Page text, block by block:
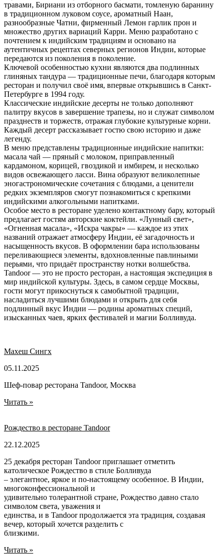
травами, Бириани из отборного басмати, томленую баранину
в традиционном луковом соусе, ароматный Наан,
разнообразные Чатни, фирменный Лемон гарлик прон и
множество других вариаций Карри. Меню разработано с
почтением к индийским традициям и основано на
аутентичных рецептах северных регионов Индии, которые
передаются из поколения в поколение.
Ключевой особенностью кухни являются два подлинных
глиняных тандура — традиционные печи, благодаря которым
ресторан и получил своё имя, впервые открывшись в Санкт-
Петербурге в 1994 году.
Классические индийские десерты не только дополняют
палитру вкусов в завершение трапезы, но и служат символом
празднеств и торжеств, отражая глубокие культурные корни.
Каждый десерт рассказывает гостю свою историю и даже
легенду.
В меню представлены традиционные индийские напитки:
масала чай — пряный с молоком, приправленный
кардамоном, корицей, гвоздикой и имбирем, и несколько
видов освежающего ласси. Вина образуют великолепные
эногастрономические сочетания с блюдами, а ценители
редких экземпляров смогут познакомиться с крепкими
индийскими алкогольными напитками.
Особое место в ресторане уделено контактному бару, который
предлагает гостям авторские коктейли. «Лунный свет»,
«Огненная масала», «Искра чакры» — каждое из этих
названий отражает атмосферу Индии, её загадочность и
насыщенность вкусов. В оформлении бара использованы
переливающиеся элементы, вдохновленные павлиньими
перьями, что придаёт пространству нотки волшебства.
Tandoor — это не просто ресторан, а настоящая экспедиция в
мир индийской культуры. Здесь, в самом сердце Москвы,
гости могут прикоснуться к самобытной традиции,
насладиться лучшими блюдами и открыть для себя
подлинный вкус Индии — родины ароматных специй,
изысканных чаев, ярких фестивалей и магии Болливуда.
Махеш Сингх
05.11.2025
Шеф-повар ресторана Tandoor, Москва
Читать »
Рождество в ресторане Tandoor
22.12.2025
25 декабря ресторан Tandoor приглашает отметить
католическое Рождество в стиле Болливуда
– элегантное, яркое и по-настоящему особенное. В Индии,
многоконфессиональной и
удивительно толерантной стране, Рождество давно стало
символом света, уважения и
единства, и в Tandoor продолжается эта традиция, создавая
вечер, который хочется разделить с
близкими.
Читать »